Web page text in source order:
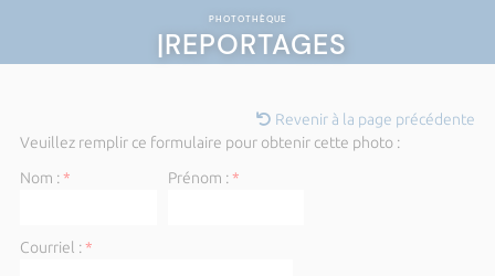
PHOTOTHÈQUE
|REPORTAGES
Revenir à la page précédente
Veuillez remplir ce formulaire pour obtenir cette photo :
Nom :* Prénom :*
Courriel :*